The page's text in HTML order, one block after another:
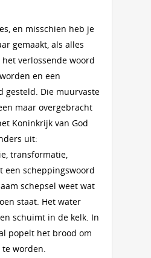
en misschien heb je
gemaakt, als alles
verlossende woord
en een
gesteld. Die muurvaste
maar overgebracht
Koninkrijk van God
uit:
transformatie,
een scheppingswoord
schepsel weet wat
staat. Het water
schuimt in de kelk. In
popelt het brood om
worden.